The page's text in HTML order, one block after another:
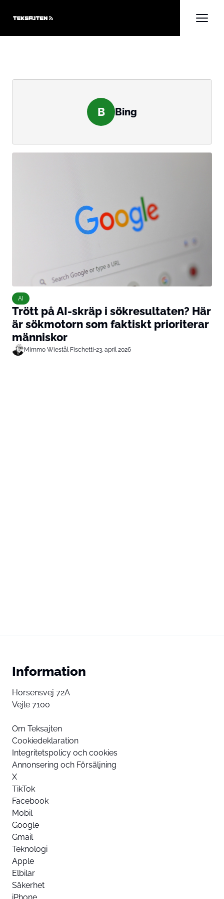
B Bing
AI
Trött på AI-skräp i sökresultaten? Här
är sökmotorn som faktiskt prioriterar
människor
Mimmo Wiestål Fischetti•23. april 2026
Information
Horsensvej 72A
Vejle 7100
Om Teksajten
Cookiedeklaration
Integritetspolicy och cookies
Annonsering och Försäljning
X
TikTok
Facebook
Mobil
Google
Gmail
Teknologi
Apple
Elbilar
Säkerhet